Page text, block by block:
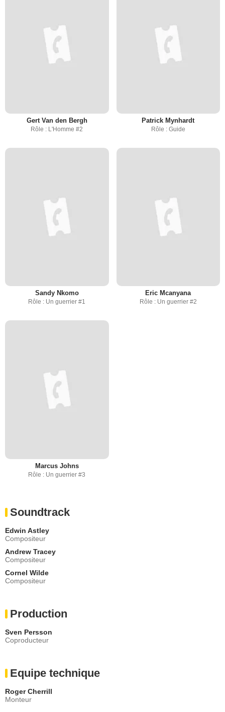
Gert Van den Bergh
Rôle : L'Homme #2
Patrick Mynhardt
Rôle : Guide
Sandy Nkomo
Rôle : Un guerrier #1
Eric Mcanyana
Rôle : Un guerrier #2
Marcus Johns
Rôle : Un guerrier #3
Soundtrack
Edwin Astley
Compositeur
Andrew Tracey
Compositeur
Cornel Wilde
Compositeur
Production
Sven Persson
Coproducteur
Equipe technique
Roger Cherrill
Monteur